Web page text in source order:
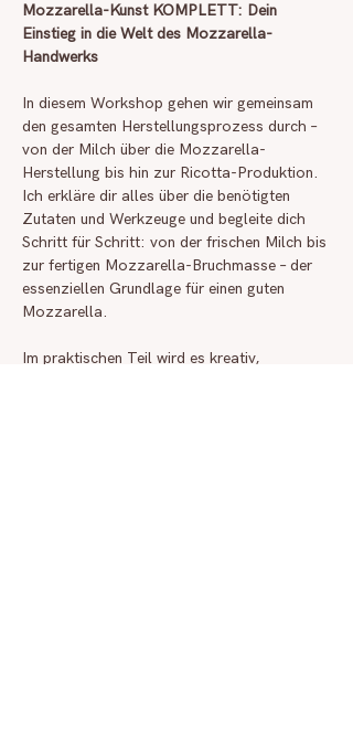
Mozzarella-Kunst KOMPLETT: Dein
Einstieg in die Welt des Mozzarella-
Handwerks
In diesem Workshop gehen wir gemeinsam
den gesamten Herstellungsprozess durch –
von der Milch über die Mozzarella-
Herstellung bis hin zur Ricotta-Produktion.
Ich erkläre dir alles über die benötigten
Zutaten und Werkzeuge und begleite dich
Schritt für Schritt: von der frischen Milch bis
zur fertigen Mozzarella-Bruchmasse – der
essenziellen Grundlage für einen guten
Mozzarella.
Im praktischen Teil wird es kreativ,